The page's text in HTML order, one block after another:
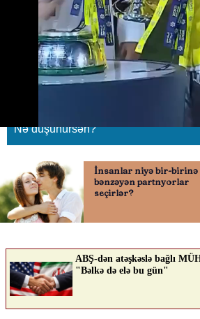
Ronaldonun maraqlı
sevinci
22.05.2026
QAFQAZINFO.AZ
Nə düşünürsən?